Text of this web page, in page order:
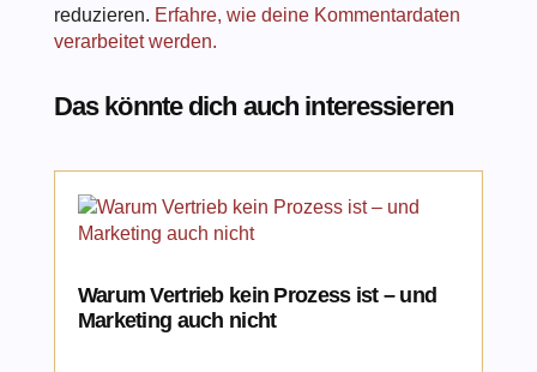
reduzieren. Erfahre, wie deine Kommentardaten
verarbeitet werden.
Das könnte dich auch interessieren
Warum Vertrieb kein Prozess ist – und
Marketing auch nicht